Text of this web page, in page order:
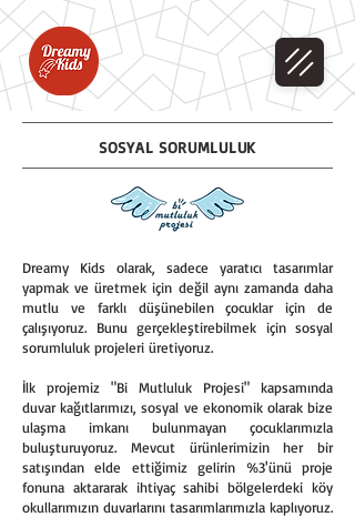
SOSYAL SORUMLULUK
Dreamy Kids olarak, sadece yaratıcı tasarımlar
yapmak ve üretmek için değil aynı zamanda daha
mutlu ve farklı düşünebilen çocuklar için de
çalışıyoruz. Bunu gerçekleştirebilmek için sosyal
sorumluluk projeleri üretiyoruz.
İlk projemiz "Bi Mutluluk Projesi" kapsamında
duvar kağıtlarımızı, sosyal ve ekonomik olarak bize
ulaşma imkanı bulunmayan çocuklarımızla
buluşturuyoruz. Mevcut ürünlerimizin her bir
satışından elde ettiğimiz gelirin %3'ünü proje
fonuna aktararak ihtiyaç sahibi bölgelerdeki köy
okullarımızın duvarlarını tasarımlarımızla kaplıyoruz.